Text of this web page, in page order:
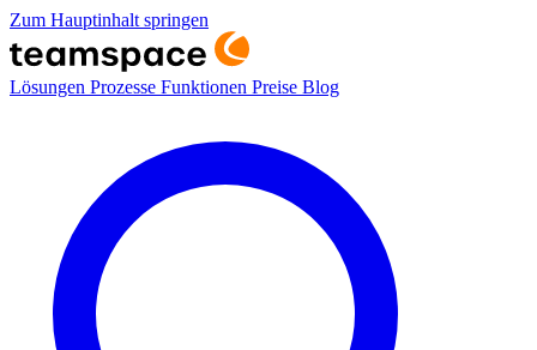
Zum Hauptinhalt springen
Lösungen Prozesse Funktionen Preise Blog